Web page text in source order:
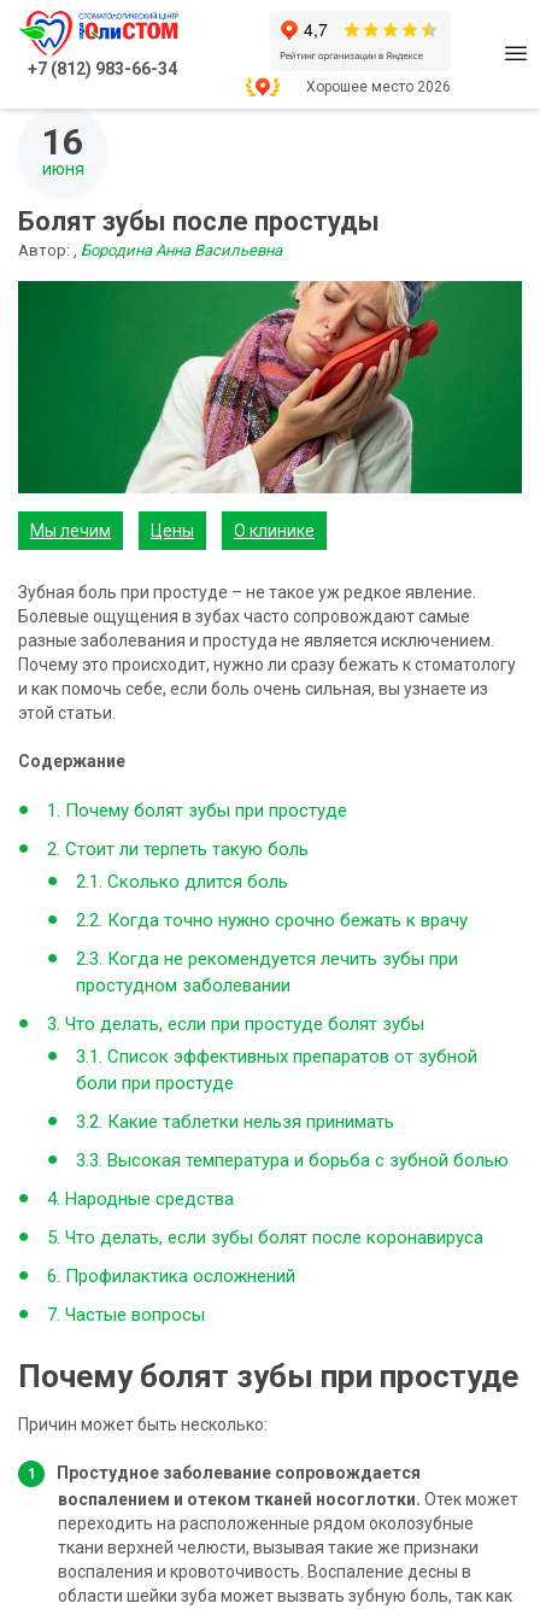
+7 (812) 983-66-34
Хорошее место 2026
Главная Блог Боль
16
июня
Болят зубы после простуды
Автор: , Бородина Анна Васильевна
Мы лечим Цены О клинике
Зубная боль при простуде – не такое уж редкое явление.
Болевые ощущения в зубах часто сопровождают самые
разные заболевания и простуда не является исключением.
Почему это происходит, нужно ли сразу бежать к стоматологу
и как помочь себе, если боль очень сильная, вы узнаете из
этой статьи.
Содержание
1. Почему болят зубы при простуде
2. Стоит ли терпеть такую боль
2.1. Сколько длится боль
2.2. Когда точно нужно срочно бежать к врачу
2.3. Когда не рекомендуется лечить зубы при
простудном заболевании
3. Что делать, если при простуде болят зубы
3.1. Список эффективных препаратов от зубной
боли при простуде
3.2. Какие таблетки нельзя принимать
3.3. Высокая температура и борьба с зубной болью
4. Народные средства
5. Что делать, если зубы болят после коронавируса
6. Профилактика осложнений
7. Частые вопросы
Почему болят зубы при простуде
Причин может быть несколько:
Простудное заболевание сопровождается
воспалением и отеком тканей носоглотки. Отек может
переходить на расположенные рядом околозубные
ткани верхней челюсти, вызывая такие же признаки
воспаления и кровоточивость. Воспаление десны в
области шейки зуба может вызвать зубную боль, так как